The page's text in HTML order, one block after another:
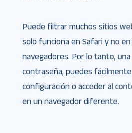
Puede filtrar muchos sitios
solo funciona en Safari y no
navegadores. Por lo tanto,
contraseña, puedes
configuración o acceder al
en un navegador diferente.